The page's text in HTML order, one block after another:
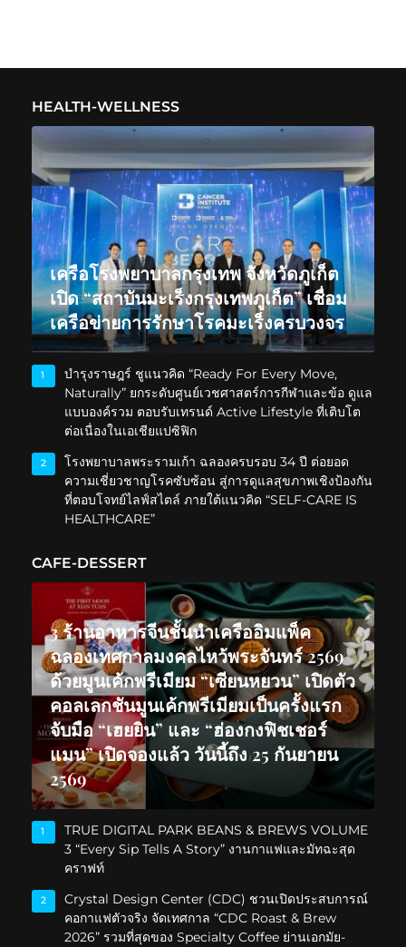
HEALTH-WELLNESS
เครือโรงพยาบาลกรุงเทพ จังหวัดภูเก็ต
เปิด “สถาบันมะเร็งกรุงเทพภูเก็ต” เชื่อม
เครือข่ายการรักษาโรคมะเร็งครบวงจร
1
บำรุงราษฎร์ ชูแนวคิด “Ready For Every Move,
Naturally” ยกระดับศูนย์เวชศาสตร์การกีฬาและข้อ ดูแล
แบบองค์รวม ตอบรับเทรนด์ Active Lifestyle ที่เติบโต
ต่อเนื่องในเอเชียแปซิฟิก
2
โรงพยาบาลพระรามเก้า ฉลองครบรอบ 34 ปี ต่อยอด
ความเชี่ยวชาญโรคซับซ้อน สู่การดูแลสุขภาพเชิงป้องกัน
ที่ตอบโจทย์ไลฟ์สไตล์ ภายใต้แนวคิด “SELF-CARE IS
HEALTHCARE”
CAFE-DESSERT
3 ร้านอาหารจีนชั้นนำเครืออิมแพ็ค
ฉลองเทศกาลมงคลไหว้พระจันทร์ 2569
ด้วยมูนเค้กพรีเมียม “เซียนหยวน” เปิดตัว
คอลเลกชันมูนเค้กพรีเมียมเป็นครั้งแรก
จับมือ “เฮยยิน” และ “ฮ่องกงฟิชเชอร์
แมน” เปิดจองแล้ว วันนี้ถึง 25 กันยายน
2569
1
TRUE DIGITAL PARK BEANS & BREWS VOLUME
3 “Every Sip Tells A Story” งานกาแฟและมัทฉะสุด
คราฟท์
2
Crystal Design Center (CDC) ชวนเปิดประสบการณ์
คอกาแฟตัวจริง จัดเทศกาล “CDC Roast & Brew
2026” รวมที่สุดของ Specialty Coffee ย่านเอกมัย-